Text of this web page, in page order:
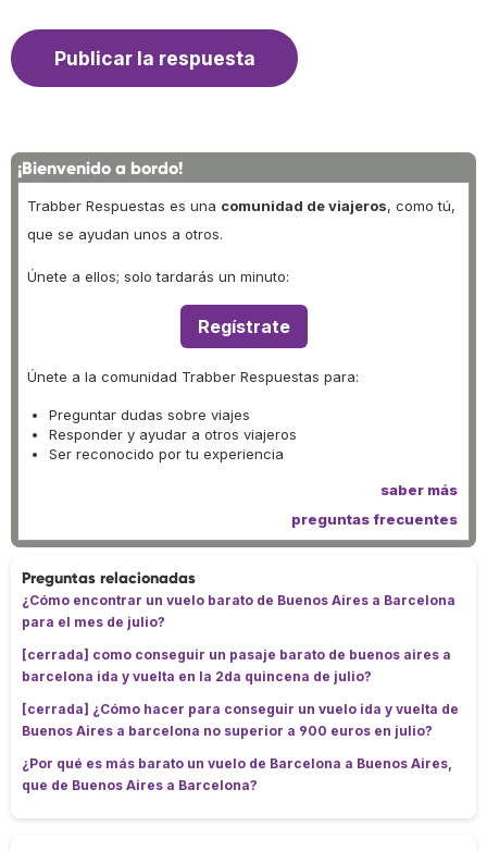
¡Bienvenido a bordo!
Trabber Respuestas es una comunidad de viajeros, como tú,
que se ayudan unos a otros.
Únete a ellos; solo tardarás un minuto:
Regístrate
Únete a la comunidad Trabber Respuestas para:
Preguntar dudas sobre viajes
Responder y ayudar a otros viajeros
Ser reconocido por tu experiencia
saber más
preguntas frecuentes
Preguntas relacionadas
¿Cómo encontrar un vuelo barato de Buenos Aires a Barcelona
para el mes de julio?
[cerrada] como conseguir un pasaje barato de buenos aires a
barcelona ida y vuelta en la 2da quincena de julio?
[cerrada] ¿Cómo hacer para conseguir un vuelo ida y vuelta de
Buenos Aires a barcelona no superior a 900 euros en julio?
¿Por qué es más barato un vuelo de Barcelona a Buenos Aires,
que de Buenos Aires a Barcelona?